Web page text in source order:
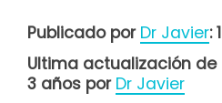
Publicado por Dr Javier:
Ultima actualización
3 años por Dr Javier